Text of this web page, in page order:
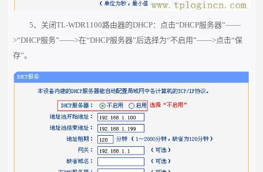
5、关闭TL-WDR1100路由器的DHCP：点击“DHCP服务器”——
>“DHCP服务”——>在“DHCP服务器”后选择为“不启用”——>点击“保
存”。